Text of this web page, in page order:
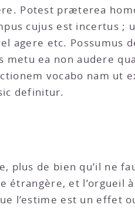
Potest præterea
cujus est incertus ;
agere etc. Possumus
metu ea non audere
vocabo nam ut
definitur.
plus de bien qu’il ne
étrangère, et l’orgueil
l’estime est un effet